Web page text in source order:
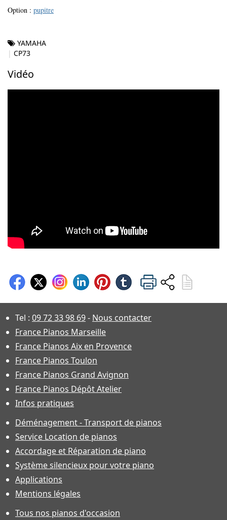
Option : pupitre
YAMAHA
CP73
Vidéo
Tel : 09 72 33 98 69- Nous contacter
France Pianos Marseille
France Pianos Aix en Provence
France Pianos Toulon
France Pianos Grand Avignon
France Pianos Dépôt Atelier
Infos pratiques
Déménagement - Transport de pianos
Service Location de pianos
Accordage et Réparation de piano
Système silencieux pour votre piano
Applications
Mentions légales
Tous nos pianos d'occasion